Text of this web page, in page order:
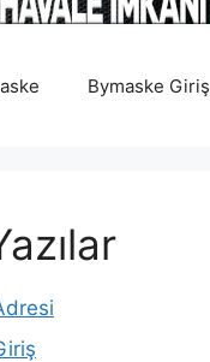
Bymaske Giriş